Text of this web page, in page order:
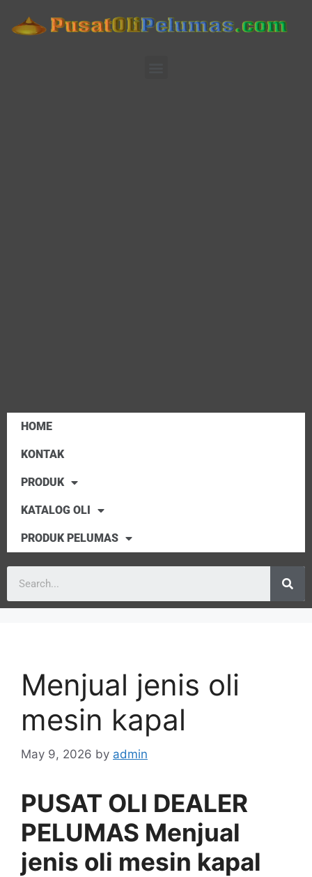
HOME
KONTAK
PRODUK
KATALOG OLI
PRODUK PELUMAS
Menjual jenis oli
mesin kapal
May 9, 2026 by admin
PUSAT OLI DEALER
PELUMAS Menjual
jenis oli mesin kapal